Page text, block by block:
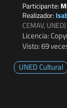
Participante:
Realizador:
CEMAV, UNED)
Licencia:
Visto: 69
UNED Cultural